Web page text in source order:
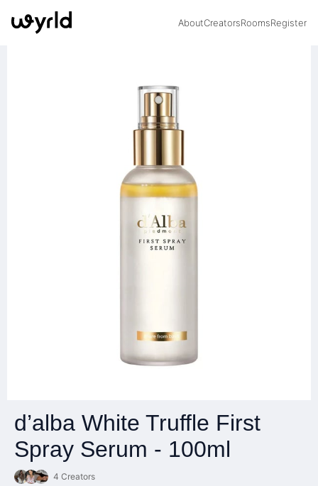
AboutCreatorsRoomsRegister
d’alba White Truffle First
Spray Serum - 100ml
4 Creators